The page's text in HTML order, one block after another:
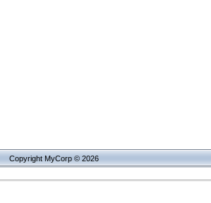
Copyright MyCorp © 2026